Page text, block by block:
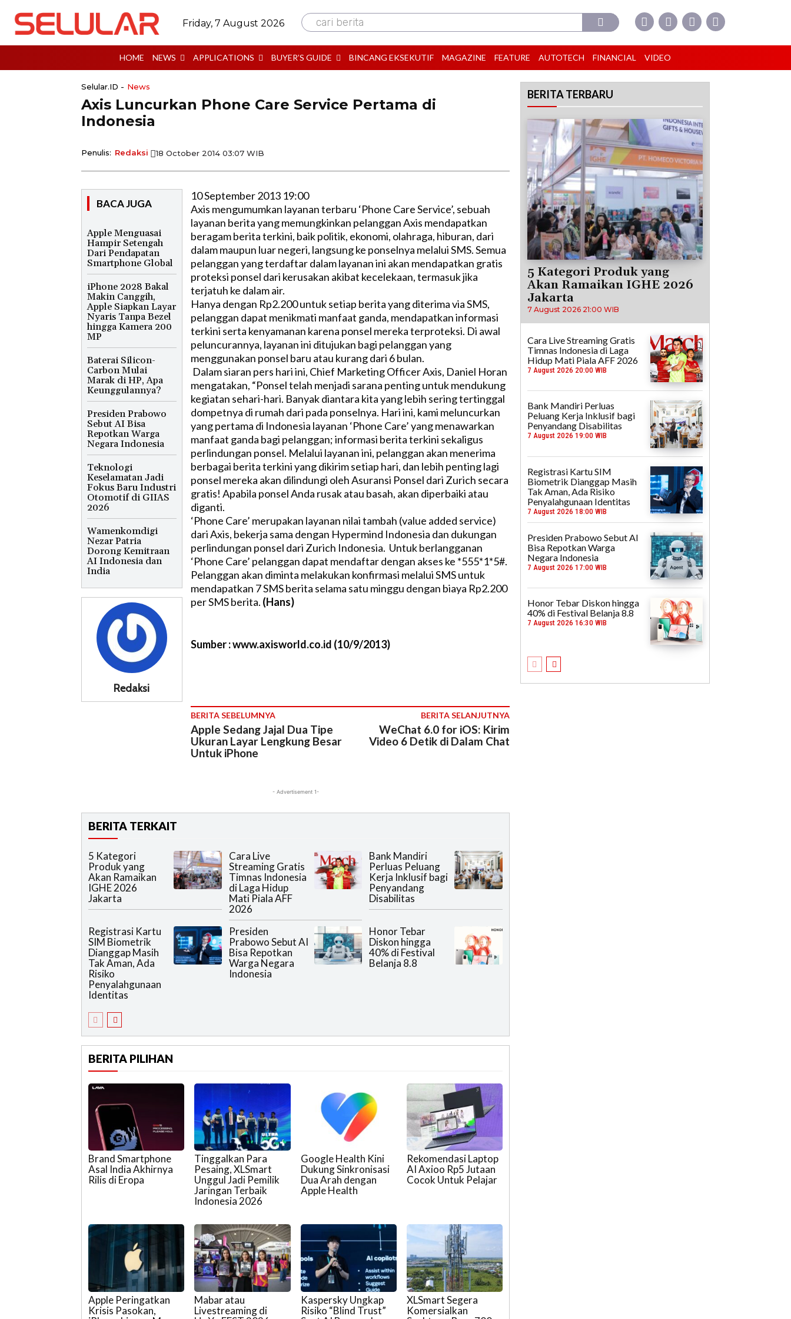
Friday, 7 August 2026 cari berita
HOME NEWS APPLICATIONS BUYER’S GUIDE BINCANG EKSEKUTIF MAGAZINE FEATURE AUTOTECH FINANCIAL VIDEO
Selular.ID - News
Axis Luncurkan Phone Care Service Pertama di
Indonesia
Penulis: Redaksi 18 October 2014 03:07 WIB
BACA JUGA
Apple Menguasai
Hampir Setengah
Dari Pendapatan
Smartphone Global
iPhone 2028 Bakal
Makin Canggih,
Apple Siapkan Layar
Nyaris Tanpa Bezel
hingga Kamera 200
MP
Baterai Silicon-
Carbon Mulai
Marak di HP, Apa
Keunggulannya?
Presiden Prabowo
Sebut AI Bisa
Repotkan Warga
Negara Indonesia
Teknologi
Keselamatan Jadi
Fokus Baru Industri
Otomotif di GIIAS
2026
Wamenkomdigi
Nezar Patria
Dorong Kemitraan
AI Indonesia dan
India
Redaksi
10 September 2013 19:00
Axis mengumumkan layanan terbaru ‘Phone Care Service’, sebuah
layanan berita yang memungkinkan pelanggan Axis mendapatkan
beragam berita terkini, baik politik, ekonomi, olahraga, hiburan, dari
dalam maupun luar negeri, langsung ke ponselnya melalui SMS. Semua
pelanggan yang terdaftar dalam layanan ini akan mendapatkan gratis
proteksi ponsel dari kerusakan akibat kecelekaan, termasuk jika
terjatuh ke dalam air.
Hanya dengan Rp2.200 untuk setiap berita yang diterima via SMS,
pelanggan dapat menikmati manfaat ganda, mendapatkan informasi
terkini serta kenyamanan karena ponsel mereka terproteksi. Di awal
peluncurannya, layanan ini ditujukan bagi pelanggan yang
menggunakan ponsel baru atau kurang dari 6 bulan.
Dalam siaran pers hari ini, Chief Marketing Officer Axis, Daniel Horan
mengatakan, “Ponsel telah menjadi sarana penting untuk mendukung
kegiatan sehari-hari. Banyak diantara kita yang lebih sering tertinggal
dompetnya di rumah dari pada ponselnya. Hari ini, kami meluncurkan
yang pertama di Indonesia layanan ‘Phone Care’ yang menawarkan
manfaat ganda bagi pelanggan; informasi berita terkini sekaligus
perlindungan ponsel. Melalui layanan ini, pelanggan akan menerima
berbagai berita terkini yang dikirim setiap hari, dan lebih penting lagi
ponsel mereka akan dilindungi oleh Asuransi Ponsel dari Zurich secara
gratis! Apabila ponsel Anda rusak atau basah, akan diperbaiki atau
diganti.
‘Phone Care’ merupakan layanan nilai tambah (value added service)
dari Axis, bekerja sama dengan Hypermind Indonesia dan dukungan
perlindungan ponsel dari Zurich Indonesia. Untuk berlangganan
‘Phone Care’ pelanggan dapat mendaftar dengan akses ke *555*1*5#.
Pelanggan akan diminta melakukan konfirmasi melalui SMS untuk
mendapatkan 7 SMS berita selama satu minggu dengan biaya Rp2.200
per SMS berita. (Hans)
Sumber : www.axisworld.co.id (10/9/2013)
BERITA SEBELUMNYA
Apple Sedang Jajal Dua Tipe
Ukuran Layar Lengkung Besar
Untuk iPhone
BERITA SELANJUTNYA
WeChat 6.0 for iOS: Kirim
Video 6 Detik di Dalam Chat
- Advertisement 1-
BERITA TERKAIT
5 Kategori
Produk yang
Akan Ramaikan
IGHE 2026
Jakarta
Cara Live
Streaming Gratis
Timnas Indonesia
di Laga Hidup
Mati Piala AFF
2026
Bank Mandiri
Perluas Peluang
Kerja Inklusif bagi
Penyandang
Disabilitas
Registrasi Kartu
SIM Biometrik
Dianggap Masih
Tak Aman, Ada
Risiko
Penyalahgunaan
Identitas
Presiden
Prabowo Sebut AI
Bisa Repotkan
Warga Negara
Indonesia
Honor Tebar
Diskon hingga
40% di Festival
Belanja 8.8
BERITA PILIHAN
Brand Smartphone
Asal India Akhirnya
Rilis di Eropa
Tinggalkan Para
Pesaing, XLSmart
Unggul Jadi Pemilik
Jaringan Terbaik
Indonesia 2026
Google Health Kini
Dukung Sinkronisasi
Dua Arah dengan
Apple Health
Rekomendasi Laptop
AI Axioo Rp5 Jutaan
Cocok Untuk Pelajar
Apple Peringatkan
Krisis Pasokan,
Mabar atau
Livestreaming di
Kaspersky Ungkap
Risiko “Blind Trust”
XLSmart Segera
Komersialkan
BERITA TERBARU
5 Kategori Produk yang
Akan Ramaikan IGHE 2026
Jakarta
7 August 2026 21:00 WIB
Cara Live Streaming Gratis
Timnas Indonesia di Laga
Hidup Mati Piala AFF 2026
7 August 2026 20:00 WIB
Bank Mandiri Perluas
Peluang Kerja Inklusif bagi
Penyandang Disabilitas
7 August 2026 19:00 WIB
Registrasi Kartu SIM
Biometrik Dianggap Masih
Tak Aman, Ada Risiko
Penyalahgunaan Identitas
7 August 2026 18:00 WIB
Presiden Prabowo Sebut AI
Bisa Repotkan Warga
Negara Indonesia
7 August 2026 17:00 WIB
Honor Tebar Diskon hingga
40% di Festival Belanja 8.8
7 August 2026 16:30 WIB